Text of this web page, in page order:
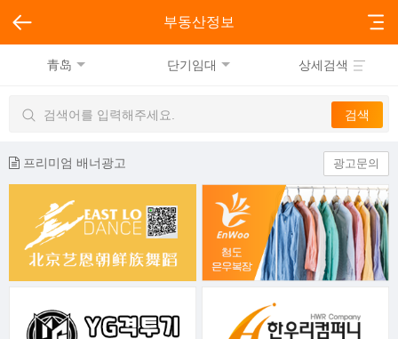
부동산정보
青岛 단기임대 상세검색
프리미엄 배너광고 광고문의